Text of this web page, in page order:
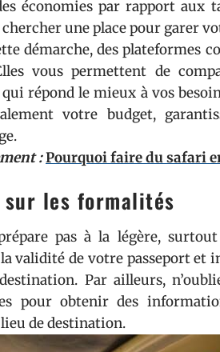
économies par rapport aux
chercher une place pour garer
démarche, des plateformes
vous permettent de
répond le mieux à vos
votre budget,
:Pourquoi faire du safari
sur les formalités
pas à la légère,
validité de votre passeport et
Par ailleurs,
pour obtenir des
de destination.